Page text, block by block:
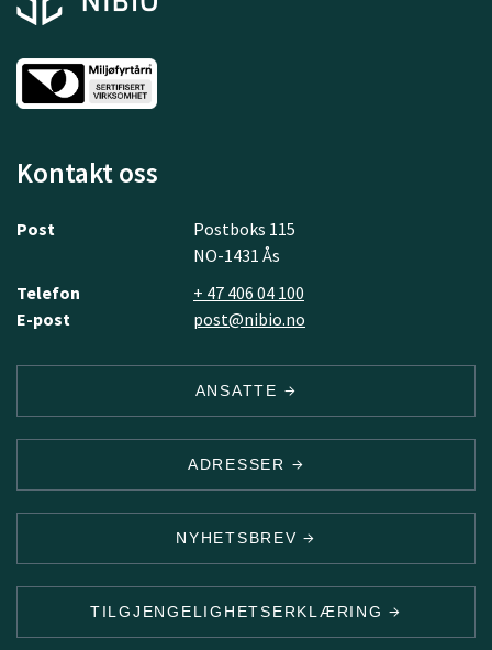
Kontakt oss
Post
Postboks 115
NO-1431 Ås
Telefon
+ 47 406 04 100
E-post
post@nibio.no
ANSATTE
ADRESSER
NYHETSBREV
TILGJENGELIGHETSERKLÆRING